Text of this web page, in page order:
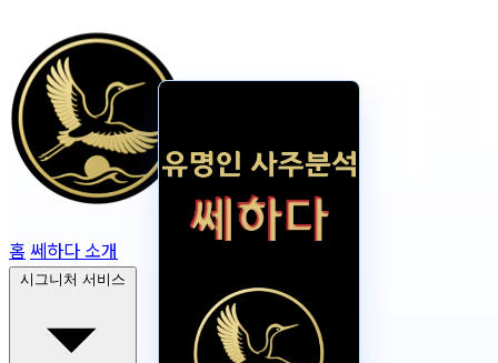
홈 쎄하다 소개
시그니처 서비스